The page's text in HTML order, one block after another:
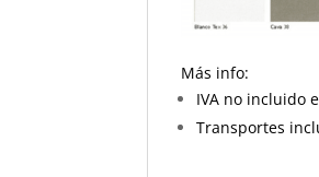
Más info:
IVA no incluido
Transportes